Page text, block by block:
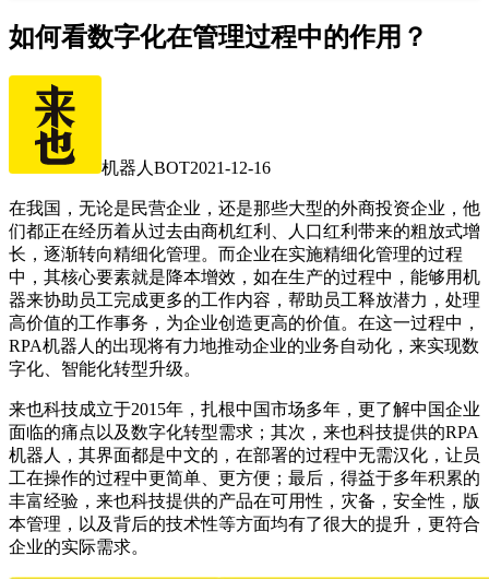
如何看数字化在管理过程中的作用？
机器人BOT2021-12-16
在我国，无论是民营企业，还是那些大型的外商投资企业，他
们都正在经历着从过去由商机红利、人口红利带来的粗放式增
长，逐渐转向精细化管理。而企业在实施精细化管理的过程
中，其核心要素就是降本增效，如在生产的过程中，能够用机
器来协助员工完成更多的工作内容，帮助员工释放潜力，处理
高价值的工作事务，为企业创造更高的价值。在这一过程中，
RPA机器人的出现将有力地推动企业的业务自动化，来实现数
字化、智能化转型升级。
来也科技成立于2015年，扎根中国市场多年，更了解中国企业
面临的痛点以及数字化转型需求；其次，来也科技提供的RPA
机器人，其界面都是中文的，在部署的过程中无需汉化，让员
工在操作的过程中更简单、更方便；最后，得益于多年积累的
丰富经验，来也科技提供的产品在可用性，灾备，安全性，版
本管理，以及背后的技术性等方面均有了很大的提升，更符合
企业的实际需求。